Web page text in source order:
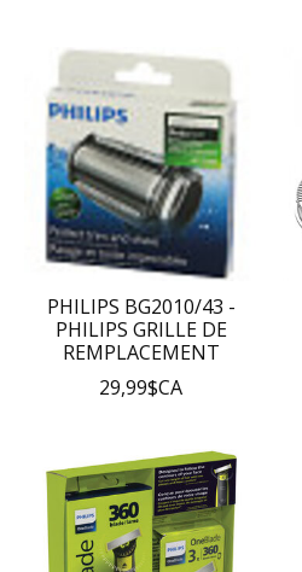
PHILIPS BG2010/43 -
PHILIPS GRILLE DE
REMPLACEMENT
29,99$CA